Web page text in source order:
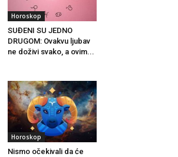
Horoskop
SUĐENI SU JEDNO
DRUGOM: Ovakvu ljubav
ne doživi svako, a ovim...
Horoskop
Nismo očekivali da će